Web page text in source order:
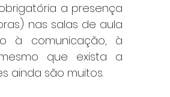
a presença
nas salas de aula
à comunicação, à
que exista a
ainda são muitos.